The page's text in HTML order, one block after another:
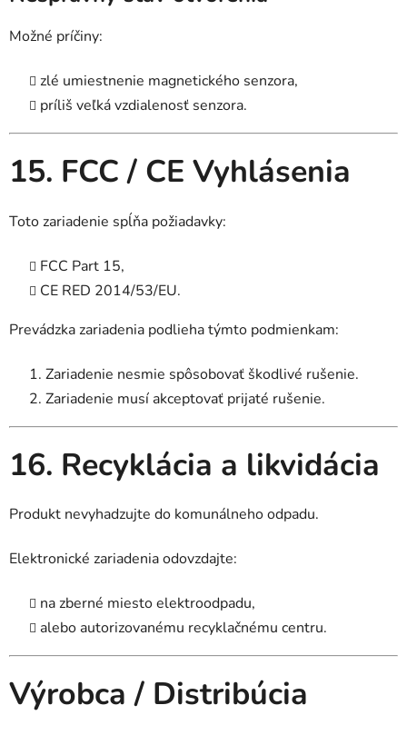
Možné príčiny:
zlé umiestnenie magnetického senzora,
príliš veľká vzdialenosť senzora.
15. FCC / CE Vyhlásenia
Toto zariadenie spĺňa požiadavky:
FCC Part 15,
CE RED 2014/53/EU.
Prevádzka zariadenia podlieha týmto podmienkam:
Zariadenie nesmie spôsobovať škodlivé rušenie.
Zariadenie musí akceptovať prijaté rušenie.
16. Recyklácia a likvidácia
Produkt nevyhadzujte do komunálneho odpadu.
Elektronické zariadenia odovzdajte:
na zberné miesto elektroodpadu,
alebo autorizovanému recyklačnému centru.
Výrobca / Distribúcia